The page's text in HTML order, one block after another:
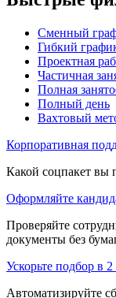
Сменный
Гибкий
Проектная
Частичная
Полная
Полный день
Вахтовый
Корпоративная
Какой соцпакет вы
Оформляйте
Проверяйте
документы без
Ускорьте подбор в
Автоматизируйте